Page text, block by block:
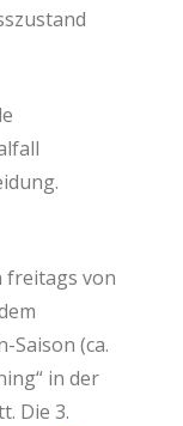
freitags von
Saison (ca.
in der
Die 3.